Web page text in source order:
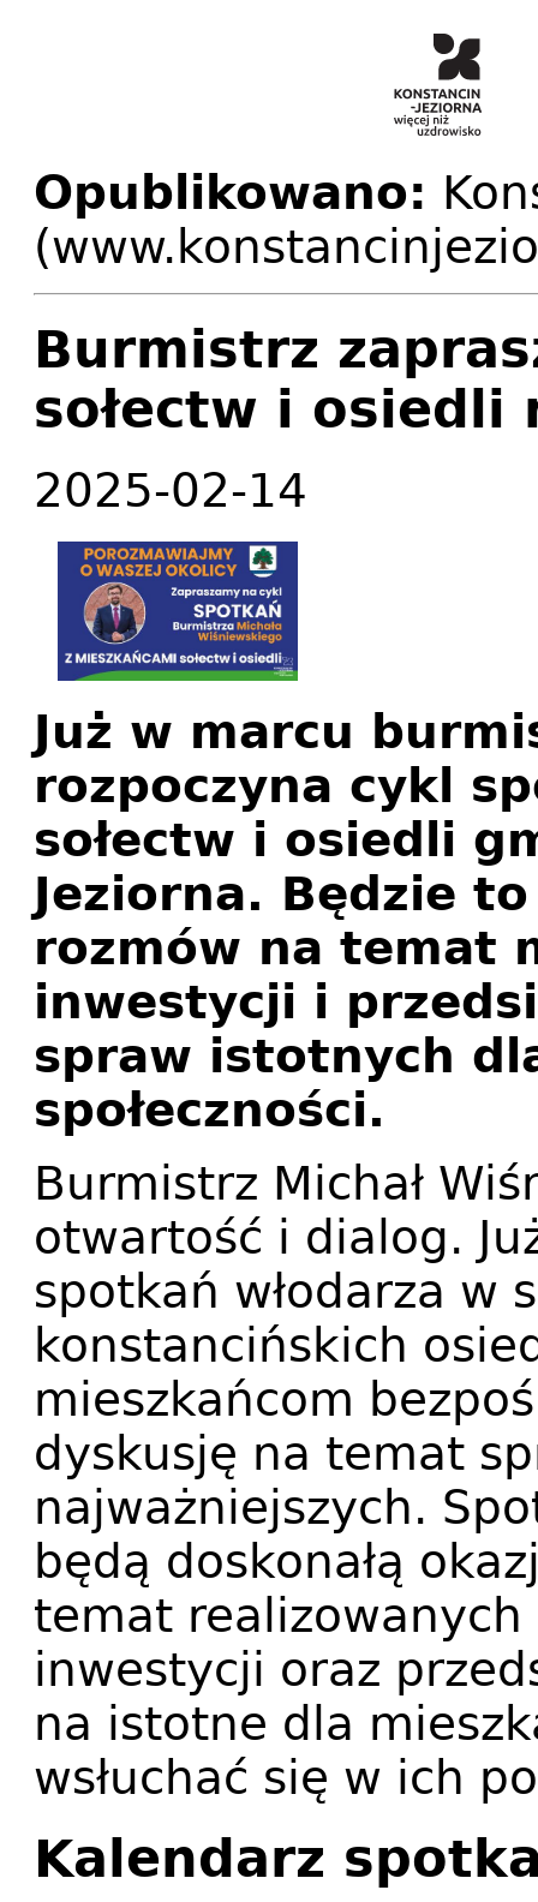
Opublikowano:
Burmistrz
sołectw i osiedli
2025-02-14
Już w marcu
rozpoczyna cykl
sołectw i osiedli
Jeziorna. Będzie
rozmów na temat
inwestycji i
spraw istotnych
społeczności.
Burmistrz Michał
otwartość i dialog.
spotkań włodarza w
konstancińskich
mieszkańcom
dyskusję na temat
najważniejszych.
będą doskonałą
temat
inwestycji oraz
na istotne dla
wsłuchać się w ich
Kalendarz